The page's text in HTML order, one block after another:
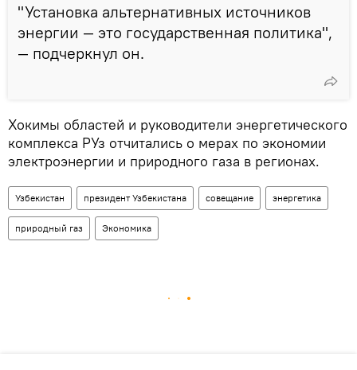
"Установка альтернативных источников
энергии — это государственная политика",
— подчеркнул он.
Хокимы областей и руководители энергетического
комплекса РУз отчитались о мерах по экономии
электроэнергии и природного газа в регионах.
Узбекистан президент Узбекистана совещание энергетика
природный газ Экономика